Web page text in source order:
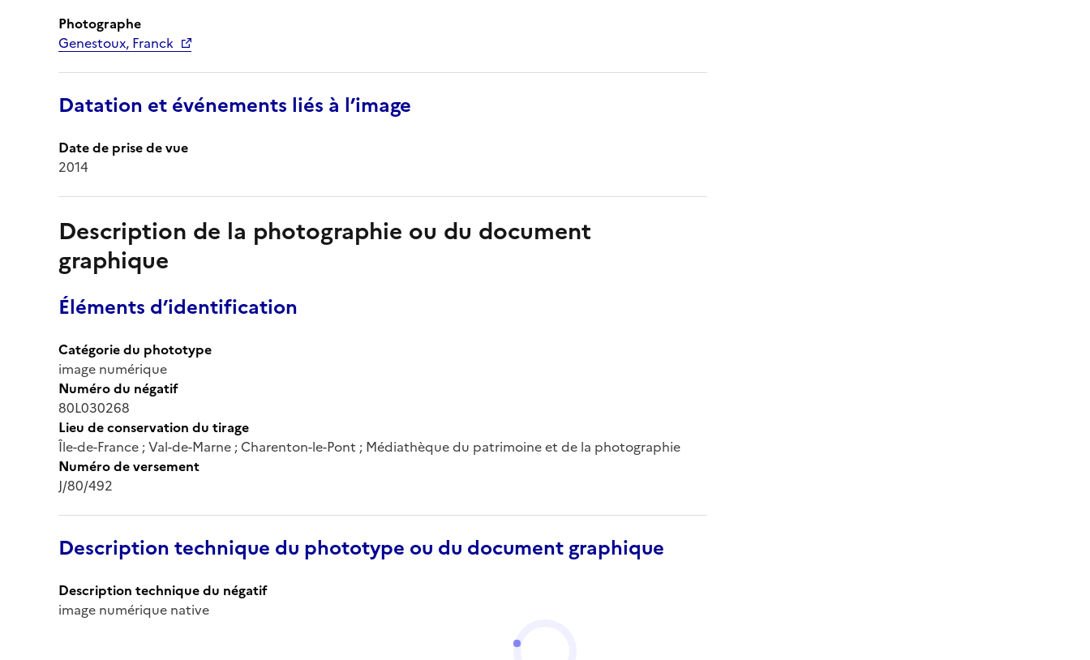
Photographe
Genestoux, Franck
Datation et événements liés à l’image
Date de prise de vue
2014
Description de la photographie ou du document
graphique
Éléments d’identification
Catégorie du phototype
image numérique
Numéro du négatif
80L030268
Lieu de conservation du tirage
Île-de-France ; Val-de-Marne ; Charenton-le-Pont ; Médiathèque du patrimoine et de la photographie
Numéro de versement
J/80/492
Description technique du phototype ou du document graphique
Description technique du négatif
image numérique native